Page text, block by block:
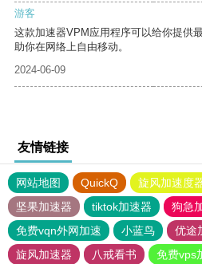
游客
这款加速器VPM应用程序可以给你提供
助你在网络上自由移动。
2024-06-09
友情链接
网站地图 QuickQ 旋风加速度
坚果加速器
tiktok加速器
狗急
免费vqn外网加速
小蓝鸟 优途
旋风加速器
八戒看书 免费vps